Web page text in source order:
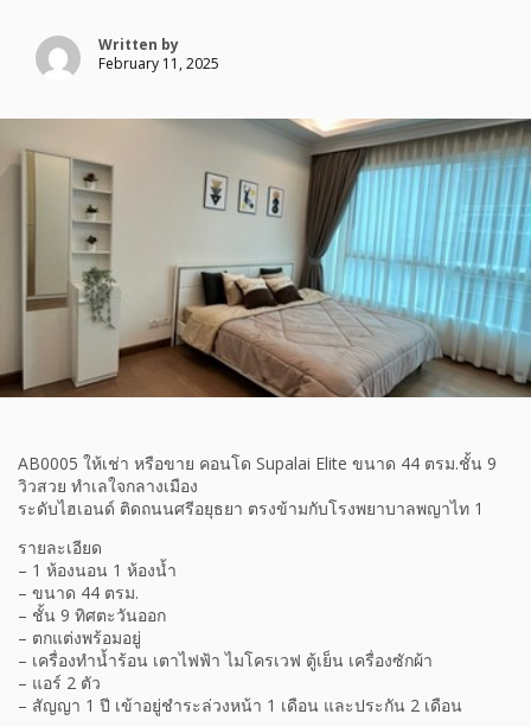
Written by
February 11, 2025
AB0005 ให้เช่า หรือขาย คอนโด Supalai Elite ขนาด 44 ตรม.ชั้น 9
วิวสวย ทำเลใจกลางเมือง
ระดับไฮเอนด์ ติดถนนศรีอยุธยา ตรงข้ามกับโรงพยาบาลพญาไท 1
รายละเอียด
– 1 ห้องนอน 1 ห้องน้ำ
– ขนาด 44 ตรม.
– ชั้น 9 ทิศตะวันออก
– ตกแต่งพร้อมอยู่
– เครื่องทำน้ำร้อน เตาไฟฟ้า ไมโครเวฟ ตู้เย็น เครื่องซักผ้า
– แอร์ 2 ตัว
– สัญญา 1 ปี เข้าอยู่ชำระล่วงหน้า 1 เดือน และประกัน 2 เดือน